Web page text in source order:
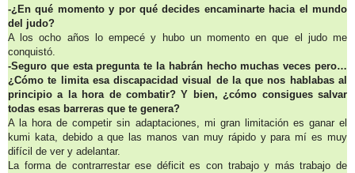
-¿En qué momento y por qué decides encaminarte hacia el mundo
del judo?
A los ocho años lo empecé y hubo un momento en que el judo me
conquistó.
-Seguro que esta pregunta te la habrán hecho muchas veces pero…
¿Cómo te limita esa discapacidad visual de la que nos hablabas al
principio a la hora de combatir? Y bien, ¿cómo consigues salvar
todas esas barreras que te genera?
A la hora de competir sin adaptaciones, mi gran limitación es ganar el
kumi kata, debido a que las manos van muy rápido y para mí es muy
difícil de ver y adelantar.
La forma de contrarrestar ese déficit es con trabajo y más trabajo de